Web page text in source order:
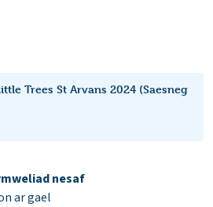
Trees St Arvans 2024 (Saesneg
nesaf
ar gael